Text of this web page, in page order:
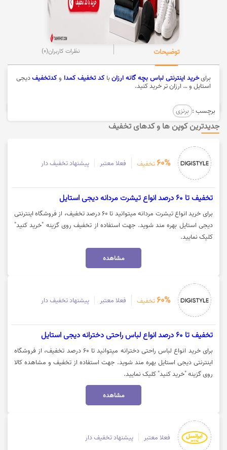
توضیحات نظرات کاربران(0)
برایخرید اینترنتی لباس بچه گانه ارزانباکد تخفیف کمدا و کدتخفیفدیجی
استایل و … ارزان تر خرید کنید.
برچسب : برنزی
جدیدترین کوپن ها و کدهای تخفیف
60% تخفیف فعلا معتبر پیشنهاد تخفیف دار
تخفیف تا 60 درصد انواع تیشرت مردانه دیجی استایل
برای خرید انواع تیشرت مردانه میتوانید تا 60 درصد تخفیف، از فروشگاه اینترنتی
دیجی استایل بهره مند شوید. جهت استفاده از تخفیف روی گزینه "خرید کنید"
کلیک نمایید.
مشاهده
60% تخفیف فعلا معتبر پیشنهاد تخفیف دار
تخفیف تا 60 درصد انواع لباس راحتی دخترانه دیجی استایل
برای خرید انواع لباس راحتی دخترانه میتوانید تا 60 درصد تخفیف، از فروشگاه
اینترنتی دیجی استایل بهره مند شوید. جهت استفاده از تخفیف و مشاهده کالا
روی گزینه "خرید کنید" کلیک نمایید.
مشاهده
فعلا معتبر پیشنهاد تخفیف دار